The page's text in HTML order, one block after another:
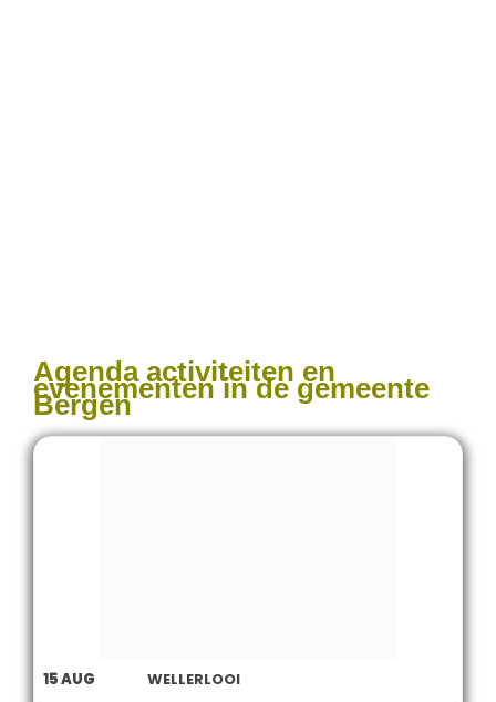
Agenda activiteiten en
evenementen in de gemeente
Bergen
15AUG WELLERLOOI